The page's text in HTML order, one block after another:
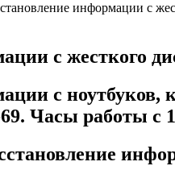
информации с
с жесткого
с
Часы работы с